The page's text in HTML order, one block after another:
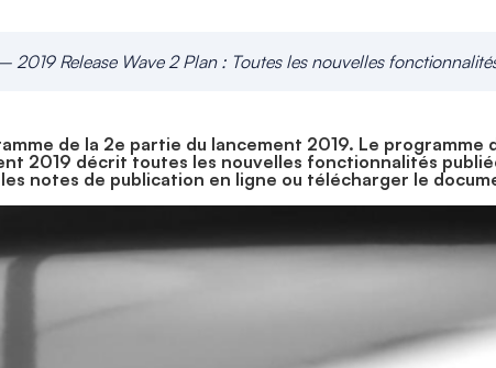
2019 Release Wave 2 Plan : Toutes les nouvelles
de la 2e partie du lancement 2019. Le
2019 décrit toutes les nouvelles fonctionnalités
notes de publication en ligne ou télécharger le